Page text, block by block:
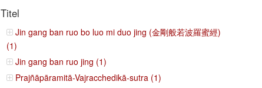
Titel
Jin gang ban ruo bo luo mi duo jing (金剛般若波羅蜜經)
(1)
Jin gang ban ruo jing (1)
Prajñāpāramitā-Vajracchedikā-sutra (1)